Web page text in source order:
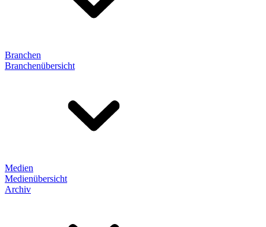
Branchen
Branchenübersicht
Medien
Medienübersicht
Archiv